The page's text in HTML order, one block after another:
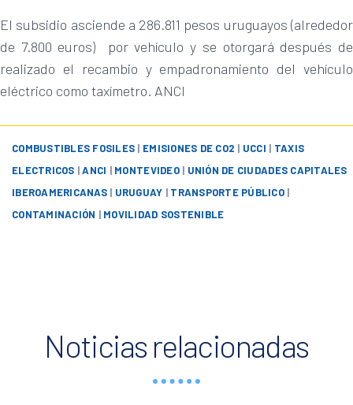
El subsidio asciende a 286.811 pesos uruguayos (alrededor
de 7.800 euros) por vehículo y se otorgará después de
realizado el recambio y empadronamiento del vehículo
eléctrico como taxímetro. ANCI
COMBUSTIBLES FOSILES | EMISIONES DE CO2 | UCCI | TAXIS
ELECTRICOS |ANCI | MONTEVIDEO| UNIÓN DE CIUDADES CAPITALES
IBEROAMERICANAS| URUGUAY | TRANSPORTE PÚBLICO|
CONTAMINACIÓN | MOVILIDAD SOSTENIBLE
Noticias relacionadas